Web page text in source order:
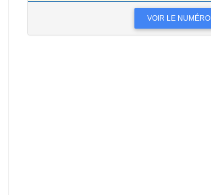
VOIR LE NUMÉRO